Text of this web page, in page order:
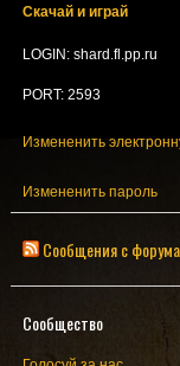
Скачай и играй
LOGIN: shard.fl.pp.ru
PORT: 2593
Измененить
Измененить пароль
Сообщения с форума
Сообщество